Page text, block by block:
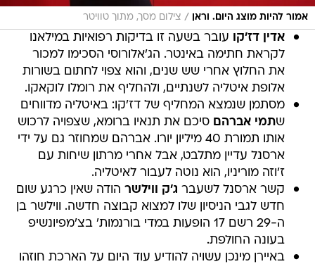
אמור להיות מוצג היום. וראן / צילום מסך, מתוך טוויטר
אדין דז'קו
עובר בשעה זו בדיקות רפואיות במילאנו
לקראת חתימה באינטר. הג'אלורוסי הסכימו למכור
את החלוץ אחרי שש שנים, והוא צפוי לחתום בשורות
אלופת איטליה לשנתיים, ולהחליף את רומלו לוקאקו.
מסתמן שנמצא המחליף של דז'קו: באיטליה מדווחים
שתמי אברהם סיכם את תנאיו ברומא, שצפויה לרכוש
אותו תמורת 40 מיליון יורו. אברהם שמחוזר גם על ידי
ארסנל עדיין מתלבט, אבל אחרי מרתון שיחות עם
ז'וזה מוריניו, הוא נוטה לעבור לאיטליה.
קשר ארסנל לשעבר ג'ק ווילשר הודה שאין כרגע שום
חדש לגבי הניסיון שלו למצוא קבוצה חדשה. ווילשר בן
ה-29 רשם 17 הופעות במדי בורנמות' בצ'מפיונשיפ
בעונה החולפת.
באיירן מינכן עשויה להודיע עוד היום על הארכת חוזהו